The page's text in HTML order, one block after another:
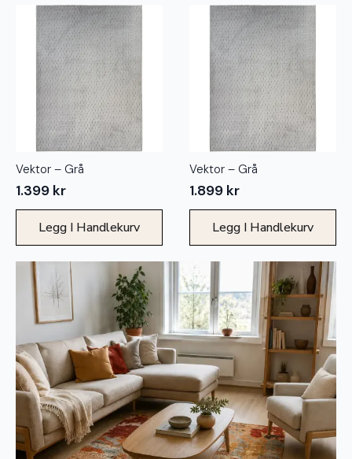
Vektor – Grå
1.399 kr
Legg I Handlekurv
Vektor – Grå
1.899 kr
Legg I Handlekurv